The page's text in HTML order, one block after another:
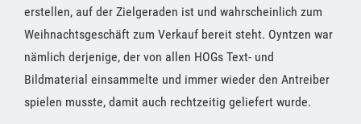
erstellen, auf der Zielgeraden ist und wahrscheinlich zum
Weihnachtsgeschäft zum Verkauf bereit steht. Oyntzen war
nämlich derjenige, der von allen HOGs Text- und
Bildmaterial einsammelte und immer wieder den Antreiber
spielen musste, damit auch rechtzeitig geliefert wurde.